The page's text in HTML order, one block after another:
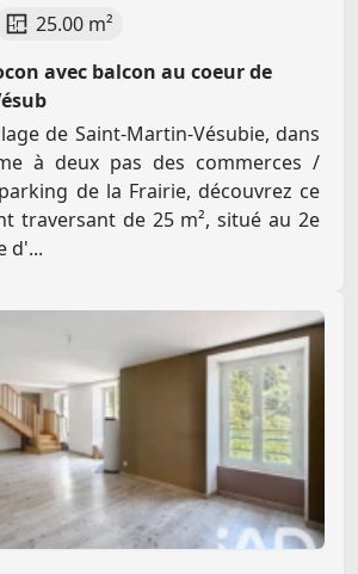
25.00 m²
avec balcon au coeur de
de Saint-Martin-Vésubie, dans
à deux pas des commerces /
de la Frairie, découvrez ce
traversant de 25 m², situé au 2e
d'...